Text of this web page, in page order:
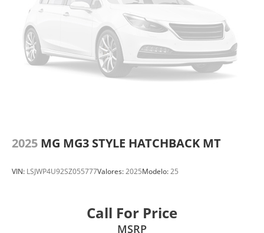
2025 MG MG3 STYLE HATCHBACK MT
VIN: LSJWP4U92SZ055777Valores:2025Modelo:25
Call For Price
MSRP